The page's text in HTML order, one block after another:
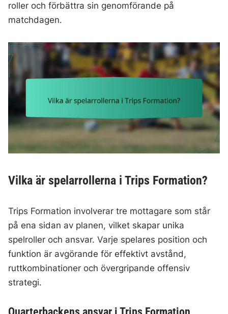
roller och förbättra sin genomförande på
matchdagen.
Vilka är spelarrollerna i Trips Formation?
Trips Formation involverar tre mottagare som står
på ena sidan av planen, vilket skapar unika
spelroller och ansvar. Varje spelares position och
funktion är avgörande för effektivt avstånd,
ruttkombinationer och övergripande offensiv
strategi.